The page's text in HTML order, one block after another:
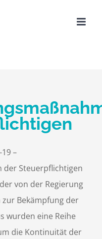
19 –
Steuerpflichtigen
von der Regierung
Bekämpfung der
wurden eine Reihe
die Kontinuität der